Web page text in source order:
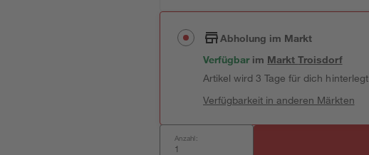
Abholung im Markt
Verfügbar im MarktTroisdorf
Artikel wird 3 Tage für dich hinterlegt
Verfügbarkeit in anderen Märkten
Anzahl: